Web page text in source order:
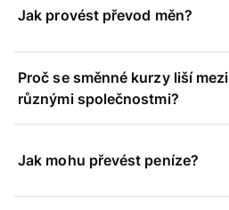
Jak provést převod měn?
Proč se směnné kurzy liší mezi
různými společnostmi?
Jak mohu převést peníze?